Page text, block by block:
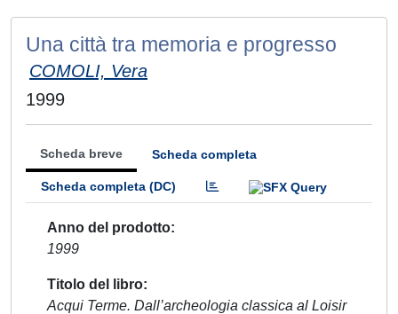
Una città tra memoria e progresso
COMOLI, Vera
1999
Scheda breve Scheda completa
Scheda completa (DC)
Anno del prodotto
1999
Titolo del libro
Acqui Terme. Dall’archeologia classica al Loisir